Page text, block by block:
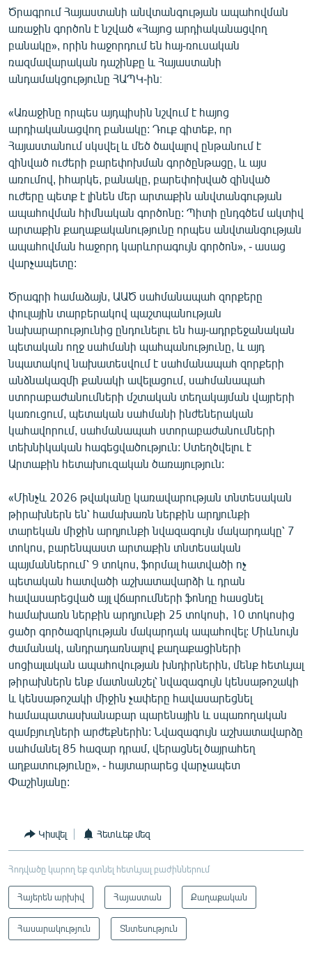
Ծրագրում Հայաստանի անվտանգության ապահովման
առաջին գործոն է նշված «Հայոց արդիականացվող
բանակը», որին հաջորդում են հայ-ռուսական
ռազմավարական դաշինքը և Հայաստանի
անդամակցությունը ՀԱՊԿ-ին։
«Առաջինը որպես այդպիսին նշվում է հայոց
արդիականացվող բանակը: Դուք գիտեք, որ
Հայաստանում սկսվել և մեծ ծավալով ընթանում է
զինված ուժերի բարեփոխման գործընթացը, և այս
առումով, իհարկե, բանակը, բարեփոխված զինված
ուժերը պետք է լինեն մեր արտաքին անվտանգության
ապահովման հիմնական գործոնը: Պիտի ընդգծեմ ակտիվ
արտաքին քաղաքականությունը որպես անվտանգության
ապահովման հաջորդ կարևորագույն գործոն», - ասաց
վարչապետը:
Ծրագրի համաձայն, ԱԱԾ սահմանապահ զորքերը
փուլային տարբերակով պաշտպանության
նախարարությունից ընդունելու են հայ-ադրբեջանական
պետական ողջ սահմանի պահպանությունը, և այդ
նպատակով նախատեսվում է սահմանապահ զորքերի
անձնակազմի քանակի ավելացում, սահմանապահ
ստորաբաժանումների մշտական տեղակայման վայրերի
կառուցում, պետական սահմանի ինժեներական
կահավորում, սահմանապահ ստորաբաժանումների
տեխնիկական հագեցվածություն: Ստեղծվելու է
Արտաքին հետախուզական ծառայություն:
«Մինչև 2026 թվականը կառավարության տնտեսական
թիրախներն են՝ համախառն ներքին արդյունքի
տարեկան միջին արդյունքի նվազագույն մակարդակը՝ 7
տոկոս, բարենպաստ արտաքին տնտեսական
պայմաններում՝ 9 տոկոս, ֆորմալ հատվածի ոչ
պետական հատվածի աշխատավարձի և դրան
հավասարեցված այլ վճարումների ֆոնդը հասցնել
համախառն ներքին արդյունքի 25 տոկոսի, 10 տոկոսից
ցածր գործազրկության մակարդակ ապահովել: Միևնույն
ժամանակ, անդրադառնալով քաղաքացիների
սոցիալական ապահովության խնդիրներին, մենք հետևյալ
թիրախներն ենք մատնանշել՝ նվազագույն կենսաթոշակի
և կենսաթոշակի միջին չափերը հավասարեցնել
համապատասխանաբար պարենային և սպառողական
զամբյուղների արժեքներին: Նվազագույն աշխատավարձը
սահմանել 85 հազար դրամ, վերացնել ծայրահեղ
աղքատությունը», - հայտարարեց վարչապետ
Փաշինյանը:
Կիսվել Հետևեք մեզ
Հոդվածը կարող եք գտնել հետևյալ բաժիններում
Հայերեն արխիվ Հայաստան Քաղաքական
Հասարակություն Տնտեսություն